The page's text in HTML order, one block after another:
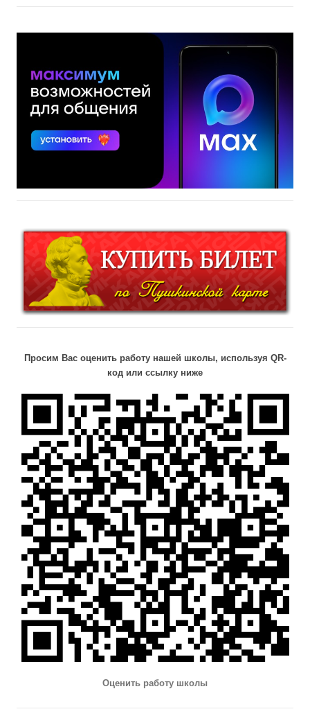
Просим Вас оценить работу нашей школы, используя QR-
код или ссылку ниже
Оценить работу школы